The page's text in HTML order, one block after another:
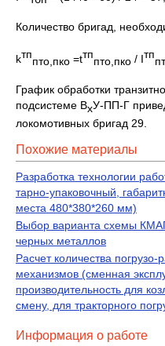
Количество бригад,
kтп
пто,пко =tтп
пто,пко / Iтп
График обработки
подсистеме ВхУ-ПП-Г
локомотивных бригад 29.
Похожие материалы
Разработка технологии
тарно-упаковочный,
места 480*380*260 мм)
Выбор варианта схемы
черных металлов
Расчет количества
механизмов (сменная
производительность для
смену, для тракторного
Информация о работе